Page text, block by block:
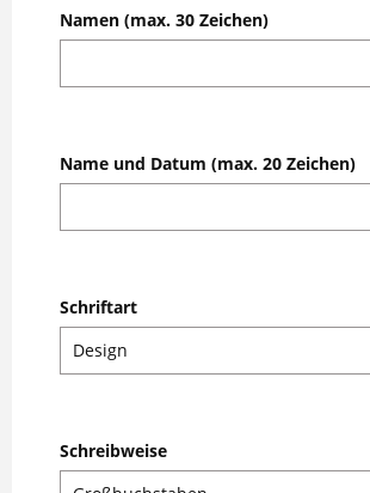
Namen (max. 30 Zeichen)
Name und Datum (max. 20 Zeichen)
Schriftart
Schreibweise